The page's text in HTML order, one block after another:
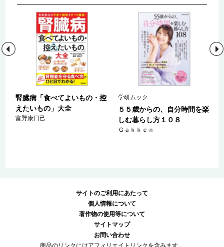
腎臓病「食べてよいもの・控
えたいもの」大全
富野康日己
学研ムック
５５歳からの、自分時間を楽
しむ暮らし方１０８
Ｇａｋｋｅｎ
サイトのご利用にあたって
個人情報について
著作物の使用等について
サイトマップ
お問い合わせ
商品のリンクにはアフィリエイトリンクを含みます。